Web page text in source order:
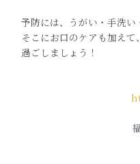
予防には、うがい・手洗い
そこにお口のケアも加え
過ごしましょう！